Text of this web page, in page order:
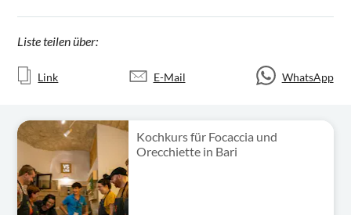
Liste teilen über:
Link E-Mail WhatsApp
Kochkurs für Focaccia und
Orecchiette in Bari